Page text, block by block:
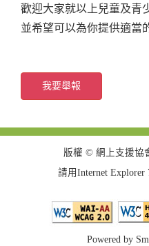
歡迎大家就以上兒童及青
並希望可以為你提供適當
版權 © 網上支援協
請用Internet
Powered by